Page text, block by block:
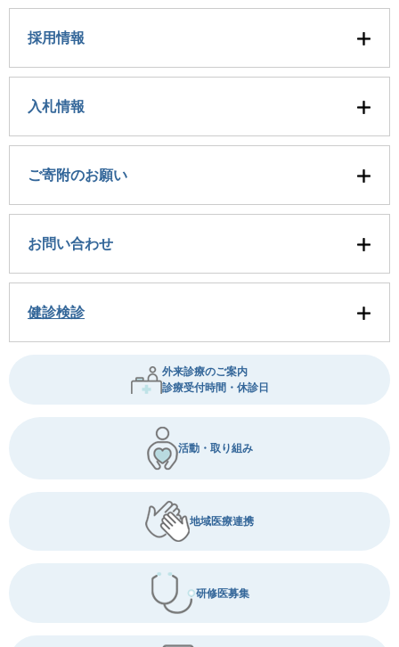
採用情報
入札情報
ご寄附のお願い
お問い合わせ
健診検診
外来診療のご案内
診療受付時間・休診日
活動・取り組み
地域医療連携
研修医募集